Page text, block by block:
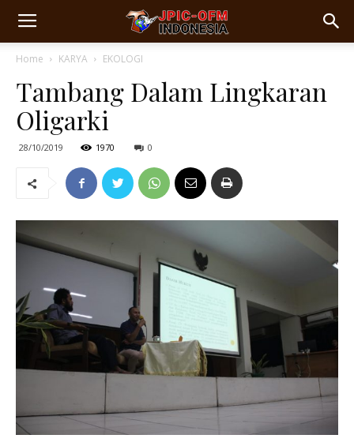
Home KARYA EKOLOGI
Tambang Dalam Lingkaran
Oligarki
28/10/2019 1970 0